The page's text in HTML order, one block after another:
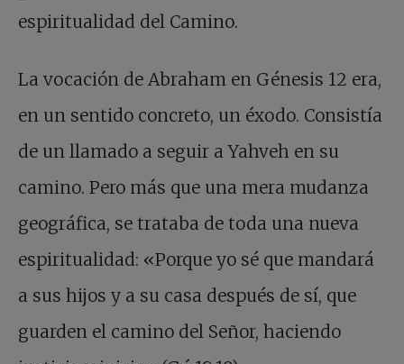
espiritualidad del Camino.
La vocación de Abraham en Génesis 12 era,
en un sentido concreto, un éxodo. Consistía
de un llamado a seguir a Yahveh en su
camino. Pero más que una mera mudanza
geográfica, se trataba de toda una nueva
espiritualidad: «Porque yo sé que mandará
a sus hijos y a su casa después de sí, que
guarden el camino del Señor, haciendo